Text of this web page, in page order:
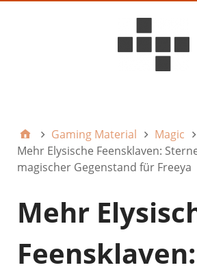
Gaming Material
Magic
Mehr Elysische Feensklaven:
magischer Gegenstand für Freeya
Mehr
Feensklaven: